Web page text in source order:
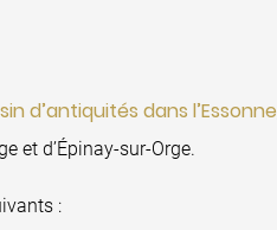
d’antiquités dans l’Essonne
et d’Épinay-sur-Orge.
: